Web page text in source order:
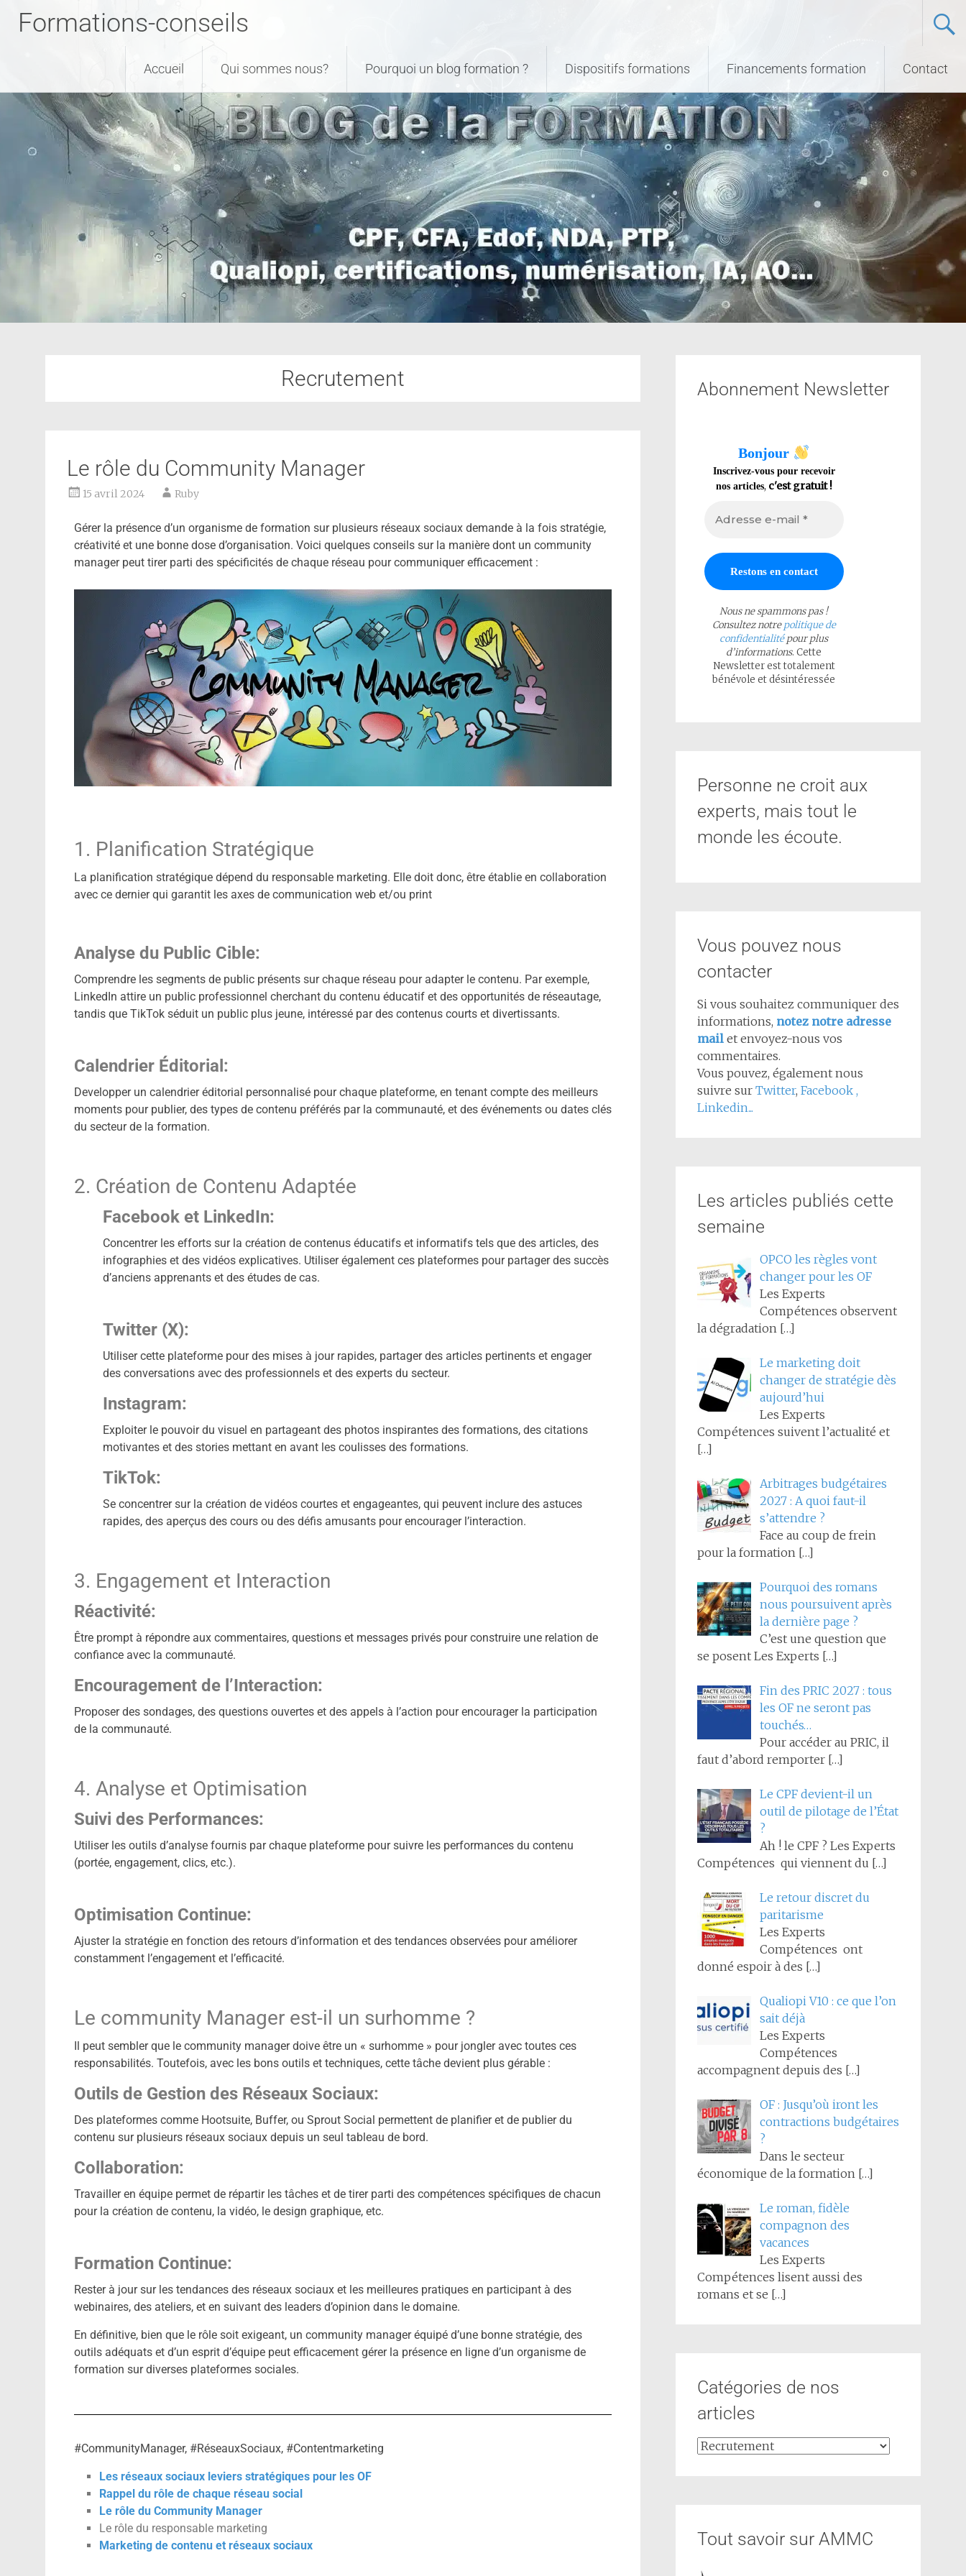
Formations-conseils
Accueil Qui sommes nous? Pourquoi un blog formation ? Dispositifs formations Financements formation Contact
Recrutement
Le rôle du Community Manager
15 avril 2024 Ruby
Gérer la présence d’un organisme de formation sur plusieurs réseaux sociaux demande à la fois stratégie,
créativité et une bonne dose d’organisation. Voici quelques conseils sur la manière dont un community
manager peut tirer parti des spécificités de chaque réseau pour communiquer efficacement :
1. Planification Stratégique
La planification stratégique dépend du responsable marketing. Elle doit donc, être établie en collaboration
avec ce dernier qui garantit les axes de communication web et/ou print
Analyse du Public Cible:
Comprendre les segments de public présents sur chaque réseau pour adapter le contenu. Par exemple,
LinkedIn attire un public professionnel cherchant du contenu éducatif et des opportunités de réseautage,
tandis que TikTok séduit un public plus jeune, intéressé par des contenus courts et divertissants.
Calendrier Éditorial:
Developper un calendrier éditorial personnalisé pour chaque plateforme, en tenant compte des meilleurs
moments pour publier, des types de contenu préférés par la communauté, et des événements ou dates clés
du secteur de la formation.
2. Création de Contenu Adaptée
Facebook et LinkedIn:
Concentrer les efforts sur la création de contenus éducatifs et informatifs tels que des articles, des
infographies et des vidéos explicatives. Utiliser également ces plateformes pour partager des succès
d’anciens apprenants et des études de cas.
Twitter (X):
Utiliser cette plateforme pour des mises à jour rapides, partager des articles pertinents et engager
des conversations avec des professionnels et des experts du secteur.
Instagram:
Exploiter le pouvoir du visuel en partageant des photos inspirantes des formations, des citations
motivantes et des stories mettant en avant les coulisses des formations.
TikTok:
Se concentrer sur la création de vidéos courtes et engageantes, qui peuvent inclure des astuces
rapides, des aperçus des cours ou des défis amusants pour encourager l’interaction.
3. Engagement et Interaction
Réactivité:
Être prompt à répondre aux commentaires, questions et messages privés pour construire une relation de
confiance avec la communauté.
Encouragement de l’Interaction:
Proposer des sondages, des questions ouvertes et des appels à l’action pour encourager la participation
de la communauté.
4. Analyse et Optimisation
Suivi des Performances:
Utiliser les outils d’analyse fournis par chaque plateforme pour suivre les performances du contenu
(portée, engagement, clics, etc.).
Optimisation Continue:
Ajuster la stratégie en fonction des retours d’information et des tendances observées pour améliorer
constamment l’engagement et l’efficacité.
Le community Manager est-il un surhomme ?
Il peut sembler que le community manager doive être un « surhomme » pour jongler avec toutes ces
responsabilités. Toutefois, avec les bons outils et techniques, cette tâche devient plus gérable :
Outils de Gestion des Réseaux Sociaux:
Des plateformes comme Hootsuite, Buffer, ou Sprout Social permettent de planifier et de publier du
contenu sur plusieurs réseaux sociaux depuis un seul tableau de bord.
Collaboration:
Travailler en équipe permet de répartir les tâches et de tirer parti des compétences spécifiques de chacun
pour la création de contenu, la vidéo, le design graphique, etc.
Formation Continue:
Rester à jour sur les tendances des réseaux sociaux et les meilleures pratiques en participant à des
webinaires, des ateliers, et en suivant des leaders d’opinion dans le domaine.
En définitive, bien que le rôle soit exigeant, un community manager équipé d’une bonne stratégie, des
outils adéquats et d’un esprit d’équipe peut efficacement gérer la présence en ligne d’un organisme de
formation sur diverses plateformes sociales.
#CommunityManager, #RéseauxSociaux, #Contentmarketing
Les réseaux sociaux leviers stratégiques pour les OF
Rappel du rôle de chaque réseau social
Le rôle du Community Manager
Le rôle du responsable marketing
Marketing de contenu et réseaux sociaux
Abonnement Newsletter
Bonjour
Inscrivez-vous pour recevoir
nos articles, c'est gratuit !
Nous ne spammons pas !
Consultez notrepolitique de
confidentialitépour plus
d’informations. Cette
Newsletter est totalement
bénévole et désintéressée
Personne ne croit aux
experts, mais tout le
monde les écoute.
Vous pouvez nous
contacter
Si vous souhaitez communiquer des
informations, notez notre adresse
mail et envoyez-nous vos
commentaires.
Vous pouvez, également nous
suivre sur Twitter, Facebook ,
Linkedin...
Les articles publiés cette
semaine
OPCO les règles vont
changer pour les OF
Les Experts
Compétences observent
la dégradation […]
Le marketing doit
changer de stratégie dès
aujourd’hui
Les Experts
Compétences suivent l’actualité et
[…]
Arbitrages budgétaires
2027 : A quoi faut-il
s’attendre ?
Face au coup de frein
pour la formation […]
Pourquoi des romans
nous poursuivent après
la dernière page ?
C’est une question que
se posent Les Experts […]
Fin des PRIC 2027 : tous
les OF ne seront pas
touchés…
Pour accéder au PRIC, il
faut d’abord remporter […]
Le CPF devient-il un
outil de pilotage de l’État
?
Ah ! le CPF ? Les Experts
Compétences qui viennent du […]
Le retour discret du
paritarisme
Les Experts
Compétences ont
donné espoir à des […]
Qualiopi V10 : ce que l’on
sait déjà
Les Experts
Compétences
accompagnent depuis des […]
OF : Jusqu’où iront les
contractions budgétaires
?
Dans le secteur
économique de la formation […]
Le roman, fidèle
compagnon des
vacances
Les Experts
Compétences lisent aussi des
romans et se […]
Catégories de nos
articles
Tout savoir sur AMMC